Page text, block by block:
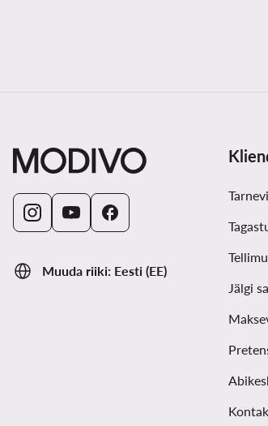
Muuda riiki: Eesti (EE)
Jälgi